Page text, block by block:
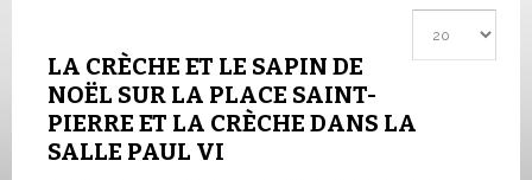
LA CRÈCHE ET LE SAPIN DE
NOËL SUR LA PLACE SAINT-
PIERRE ET LA CRÈCHE DANS LA
SALLE PAUL VI